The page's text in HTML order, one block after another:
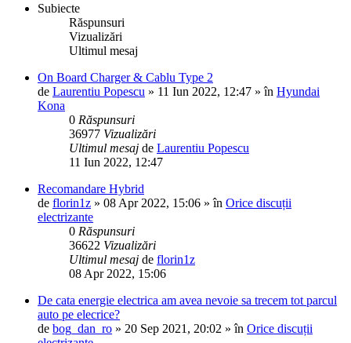
Subiecte
Răspunsuri
Vizualizări
Ultimul mesaj
On Board Charger & Cablu Type 2
de Laurentiu Popescu » 11 Iun 2022, 12:47 » în Hyundai
Kona
0 Răspunsuri
36977 Vizualizări
Ultimul mesaj de Laurentiu Popescu
11 Iun 2022, 12:47
Recomandare Hybrid
de florin1z » 08 Apr 2022, 15:06 » în Orice discuții
electrizante
0 Răspunsuri
36622 Vizualizări
Ultimul mesaj de florin1z
08 Apr 2022, 15:06
De cata energie electrica am avea nevoie sa trecem tot parcul
auto pe elecrice?
de bog_dan_ro » 20 Sep 2021, 20:02 » în Orice discuții